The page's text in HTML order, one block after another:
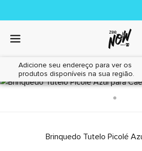
Adicione seu endereço para ver os
produtos disponíveis na sua região.
Home|Cães|Brinquedos
Brinquedo Tutelo Picolé